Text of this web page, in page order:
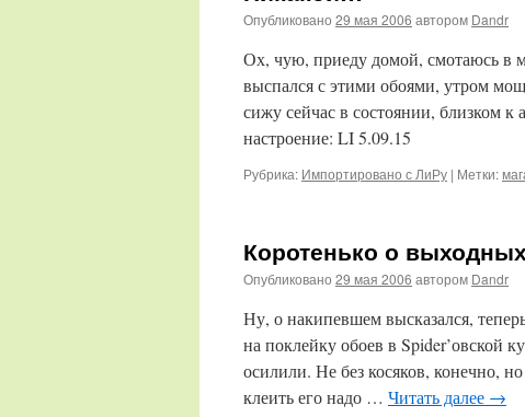
Опубликовано 29 мая 2006 автором Dandr
Ох, чую, приеду домой, смотаюсь в
выспался с этими обоями, утром
сижу сейчас в состоянии, близком
настроение: LI 5.09.15
Рубрика: Импортировано с ЛиРу | Метки:
Коротенько о
Опубликовано 29 мая 2006 автором Dandr
Ну, о накипевшем высказался,
на поклейку обоев в Spider’овской
осилили. Не без косяков, конечно,
клеить его надо … Читать далее →